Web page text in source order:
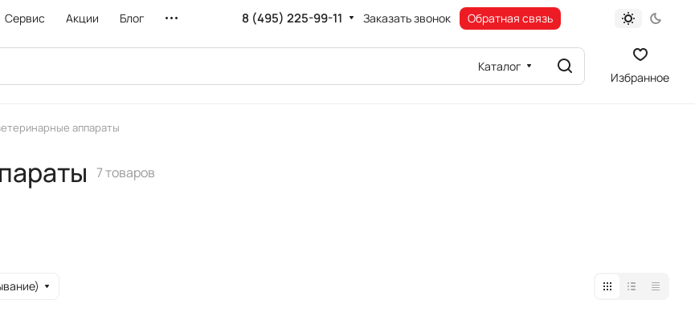
Сервис Акции Блог 8 (495) 225-99-11 Заказать звонок Обратная связь
Каталог
Избранное
аппараты
7 товаров